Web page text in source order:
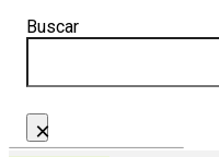
Buscar
×